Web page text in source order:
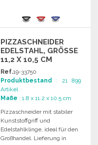
PIZZASCHNEIDER
EDELSTAHL, GRÖSSE 1
1,2 X 10,5 CM
Ref.19-33750
Produktbestand : 21 899
Artikel
Maße : 1.8 x 11.2 x 10.5 cm
Pizzaschneider mit stabiler
Kunststoffgriff und
Edelstahlklinge, ideal für den
Großhandel. Lieferung in